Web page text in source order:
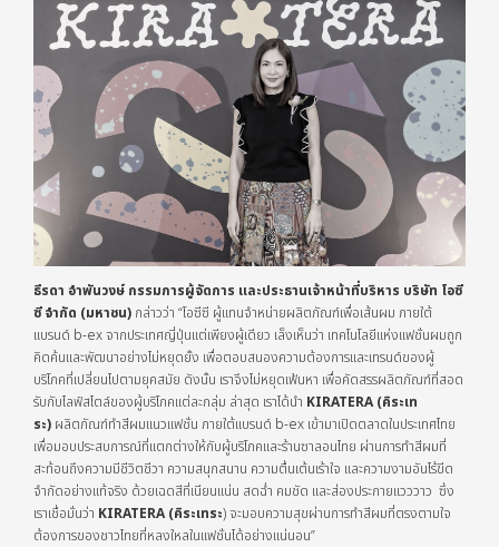
ธีรดา อำพันวงษ์ กรรมการผู้จัดการ และประธานเจ้าหน้าที่บริหาร บริษัท โอซี
ซี จำกัด (มหาชน) กล่าวว่า “โอซีซี ผู้แทนจำหน่ายผลิตภัณฑ์เพื่อเส้นผม ภายใต้
แบรนด์ b-ex จากประเทศญี่ปุ่นแต่เพียงผู้เดียว เล็งเห็นว่า เทคโนโลยีแห่งแฟชั่นผมถูก
คิดค้นและพัฒนาอย่างไม่หยุดยั้ง เพื่อตอบสนองความต้องการและเทรนด์ของผู้
บริโภคที่เปลี่ยนไปตามยุคสมัย ดังนั้น เราจึงไม่หยุดเฟ้นหา เพื่อคัดสรรผลิตภัณฑ์ที่สอด
รับกับไลฟ์สไตล์ของผู้บริโภคแต่ละกลุ่ม ล่าสุด เราได้นำ KIRATERA (คิระเท
ระ) ผลิตภัณฑ์ทำสีผมแนวแฟชั่น ภายใต้แบรนด์ b-ex เข้ามาเปิดตลาดในประเทศไทย
เพื่อมอบประสบการณ์ที่แตกต่างให้กับผู้บริโภคและร้านซาลอนไทย ผ่านการทำสีผมที่
สะท้อนถึงความมีชีวิตชีวา ความสนุกสนาน ความตื่นเต้นเร้าใจ และความงามอันไร้ขีด
จำกัดอย่างแท้จริง ด้วยเฉดสีที่เนียนแน่น สดฉ่ำ คมชัด และส่องประกายแวววาว ซึ่ง
เราเชื่อมั่นว่า KIRATERA (คิระเทระ) จะมอบความสุขผ่านการทำสีผมที่ตรงตามใจ
ต้องการของชาวไทยที่หลงใหลในแฟชั่นได้อย่างแน่นอน”